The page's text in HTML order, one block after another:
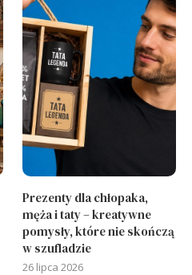
Prezenty dla chłopaka,
męża i taty – kreatywne
pomysły, które nie skończą
w szufladzie
26 lipca 2026